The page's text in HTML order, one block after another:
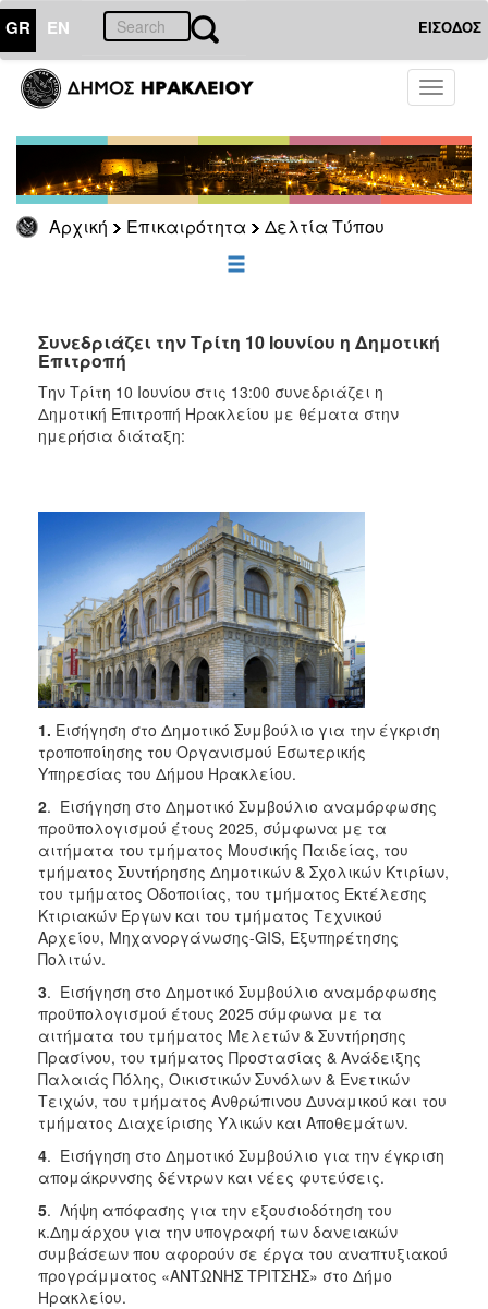
GR EN ΕΙΣΟΔΟΣ
Toggle
Αρχική Επικαιρότητα Δελτία Τύπου
ΕΠΙΚΑΙΡΟΤΗΤΑ
Τύπου
Αρχείο
ΕΠΙΣΚΕΠΤΗΣ
ΗΡΑΚΛΕΙΟ
Συνεδριάζει την Τρίτη 10 Ιουνίου η Δημοτική
Επιτροπή
Την Τρίτη 10 Ιουνίου στις 13:00 συνεδριάζει η
Δημοτική Επιτροπή Ηρακλείου με θέματα στην
ημερήσια διάταξη:
1. Εισήγηση στο Δημοτικό Συμβούλιο για την έγκριση
τροποποίησης του Οργανισμού Εσωτερικής
Υπηρεσίας του Δήμου Ηρακλείου.
2. Εισήγηση στο Δημοτικό Συμβούλιο αναμόρφωσης
προϋπολογισμού έτους 2025, σύμφωνα με τα
αιτήματα του τμήματος Μουσικής Παιδείας, του
τμήματος Συντήρησης Δημοτικών & Σχολικών Κτιρίων,
του τμήματος Οδοποιίας, του τμήματος Εκτέλεσης
Κτιριακών Έργων και του τμήματος Τεχνικού
Αρχείου, Μηχανοργάνωσης-GIS, Εξυπηρέτησης
Πολιτών.
3. Εισήγηση στο Δημοτικό Συμβούλιο αναμόρφωσης
προϋπολογισμού έτους 2025 σύμφωνα με τα
αιτήματα του τμήματος Μελετών & Συντήρησης
Πρασίνου, του τμήματος Προστασίας & Ανάδειξης
Παλαιάς Πόλης, Οικιστικών Συνόλων & Ενετικών
Τειχών, του τμήματος Ανθρώπινου Δυναμικού και του
τμήματος Διαχείρισης Υλικών και Αποθεμάτων.
4. Εισήγηση στο Δημοτικό Συμβούλιο για την έγκριση
απομάκρυνσης δέντρων και νέες φυτεύσεις.
5. Λήψη απόφασης για την εξουσιοδότηση του
κ.Δημάρχου για την υπογραφή των δανειακών
συμβάσεων που αφορούν σε έργα του αναπτυξιακού
προγράμματος «ΑΝΤΩΝΗΣ ΤΡΙΤΣΗΣ» στο Δήμο
Ηρακλείου.